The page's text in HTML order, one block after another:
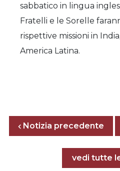
sabbatico in lingua
Fratelli e le Sorelle
rispettive missioni in
America Latina.
Notizia precedente
Tutte le
vedi tutte